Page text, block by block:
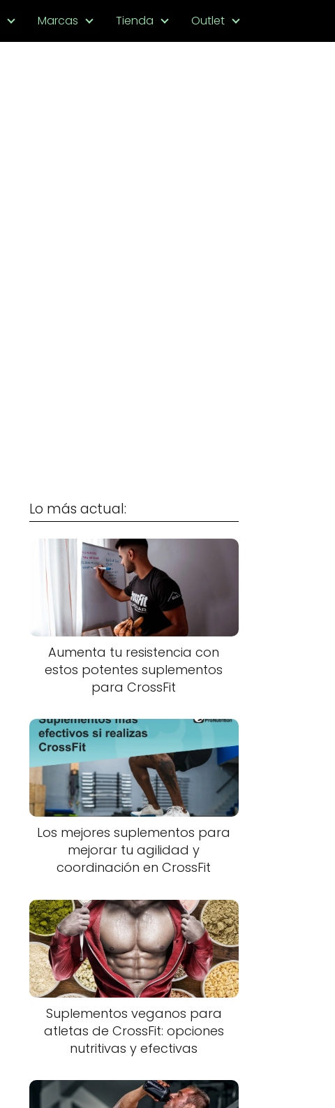
Marcas Tienda Outlet
Lo más actual:
Aumenta tu resistencia con
estos potentes suplementos
para CrossFit
Los mejores suplementos para
mejorar tu agilidad y
coordinación en CrossFit
Suplementos veganos para
atletas de CrossFit: opciones
nutritivas y efectivas